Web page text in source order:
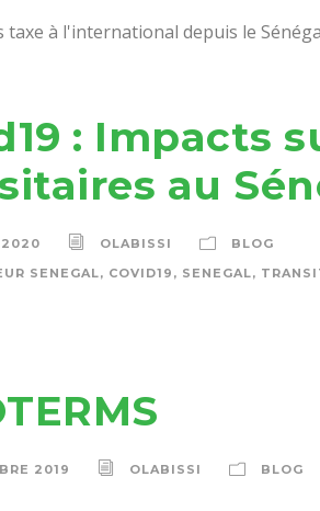
taxe à l'international depuis le
: Impacts
au
2020 OLABISSI
BLOG
SENEGAL, COVID19 , SENEGAL,
2019 OLABISSI BLOG